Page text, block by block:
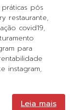
pós
restaurante,
covid19,
para
instagram,
Leia mais